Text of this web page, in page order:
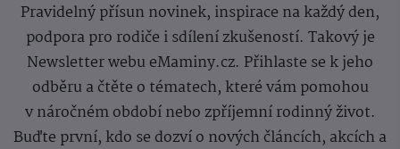
Pravidelný přísun novinek, inspirace na každý den,
podpora pro rodiče i sdílení zkušeností. Takový je
Newsletter webu eMaminy.cz. Přihlaste se k jeho
odběru a čtěte o tématech, které vám pomohou
v náročném období nebo zpříjemní rodinný život.
Buďte první, kdo se dozví o nových článcích, akcích a